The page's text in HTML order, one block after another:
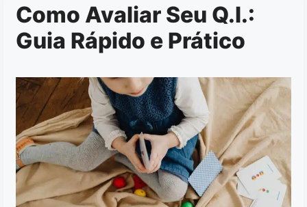
Como Avaliar Seu Q.I.:
Guia Rápido e Prático